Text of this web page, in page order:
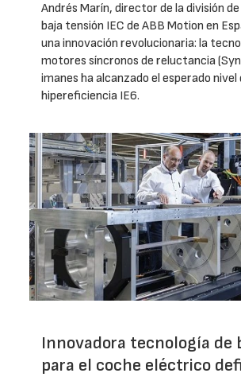
Andrés Marín, director de la división
baja tensión IEC de ABB Motion en
una innovación revolucionaria: la
motores síncronos de reluctancia
imanes ha alcanzado el esperado nivel
hipereficiencia IE6.
Innovadora tecnología de
para el coche eléctrico